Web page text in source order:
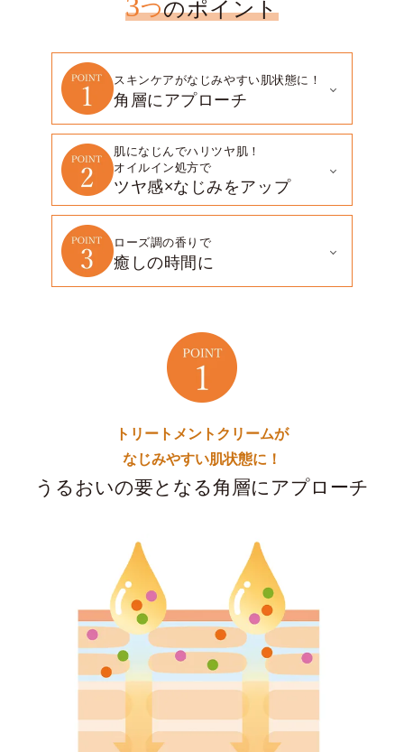
つのポイント
スキンケアがなじみやすい肌状態に！
角層にアプローチ
肌になじんでハリツヤ肌！
オイルイン処方で
ツヤ感×なじみをアップ
ローズ調の香りで
癒しの時間に
トリートメントクリームが
なじみやすい肌状態に！
うるおいの要となる角層にアプローチ